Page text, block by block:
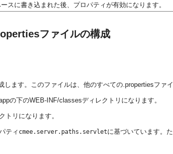
スに書き込まれた後、プロパティが有効になります。
ファイルの構成
します。このファイルは、他のすべての.propertiesファ
の下のWEB-INF/classesディレクトリになります。
トリになります。
ティ cmee.server.paths.servletに基づいています。